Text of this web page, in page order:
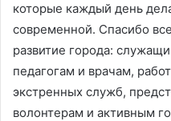
которые каждый день
современной. Спасибо
развитие города:
педагогам и врачам,
экстренных служб,
волонтерам и активным